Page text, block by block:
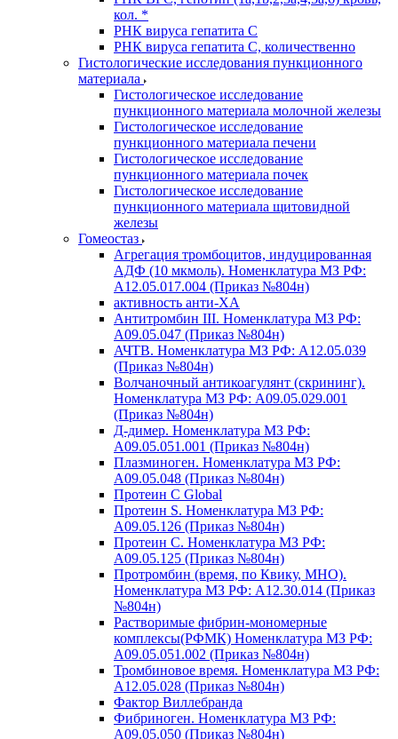
кол. *
РНК вируса гепатита C
РНК вируса гепатита C, количественно
Гистологические исследования пункционного
материала
Гистологическое исследование
пункционного материала молочной железы
Гистологическое исследование
пункционного материала печени
Гистологическое исследование
пункционного материала почек
Гистологическое исследование
пункционного материала щитовидной
железы
Гомеостаз
Агрегация тромбоцитов, индуцированная
АДФ (10 мкмоль). Номенклатура МЗ РФ:
A12.05.017.004 (Приказ №804н)
активность анти-ХА
Антитромбин III. Номенклатура МЗ РФ:
A09.05.047 (Приказ №804н)
АЧТВ. Номенклатура МЗ РФ: A12.05.039
(Приказ №804н)
Волчаночный антикоагулянт (скрининг).
Номенклатура МЗ РФ: A09.05.029.001
(Приказ №804н)
Д-димер. Номенклатура МЗ РФ:
A09.05.051.001 (Приказ №804н)
Плазминоген. Номенклатура МЗ РФ:
A09.05.048 (Приказ №804н)
Протеин C Global
Протеин S. Номенклатура МЗ РФ:
A09.05.126 (Приказ №804н)
Протеин С. Номенклатура МЗ РФ:
A09.05.125 (Приказ №804н)
Протромбин (время, по Квику, МНО).
Номенклатура МЗ РФ: A12.30.014 (Приказ
№804н)
Растворимые фибрин-мономерные
комплексы(РФМК) Номенклатура МЗ РФ:
A09.05.051.002 (Приказ №804н)
Тромбиновое время. Номенклатура МЗ РФ:
A12.05.028 (Приказ №804н)
Фактор Виллебранда
Фибриноген. Номенклатура МЗ РФ:
A09.05.050 (Приказ №804н)